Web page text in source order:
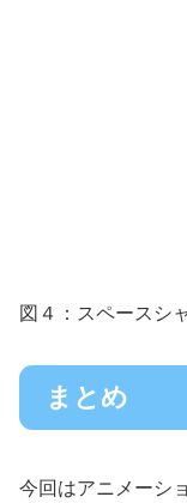
図４：スペースシ
まとめ
今回はアニメーシ